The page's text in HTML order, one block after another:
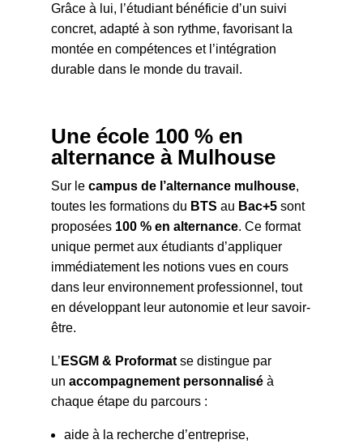
Grâce à lui, l’étudiant bénéficie d’un suivi
concret, adapté à son rythme, favorisant la
montée en compétences et l’intégration
durable dans le monde du travail.
Une école 100 % en
alternance à Mulhouse
Sur le campus de l’alternance mulhouse,
toutes les formations du BTS au Bac+5sont
proposées 100 % en alternance. Ce format
unique permet aux étudiants d’appliquer
immédiatement les notions vues en cours
dans leur environnement professionnel, tout
en développant leur autonomie et leur savoir-
être.
L’ ESGM & Proformatse distingue par
un accompagnement personnaliséà
chaque étape du parcours :
aide à la recherche d’entreprise,